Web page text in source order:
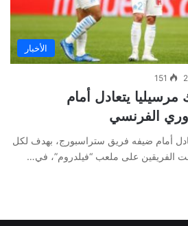
الأخبار
151
مرسيليا يتعادل أمام
الفرنسي
أمام ضيفه فريق ستراسبورج، بهدف لكل
الفريقين على ملعب “فيلدروم”، في…